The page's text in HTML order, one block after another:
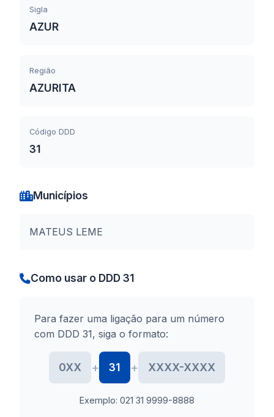
Sigla
AZUR
Região
AZURITA
Código DDD
31
Municípios
MATEUS LEME
Como usar o DDD 31
Para fazer uma ligação para um número
com DDD 31, siga o formato:
0XX + 31 + XXXX-XXXX
Exemplo: 021 31 9999-8888